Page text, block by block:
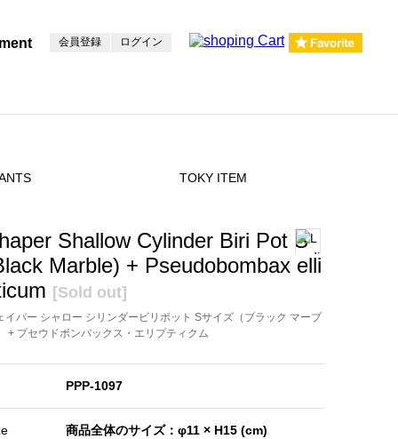
会員登録 ログイン
TOKY ITEM
Shallow Cylinder Biri Pot S
Marble) + Pseudobombax elli
[Sold out]
イパー シャロー シリンダービリポット Sサイズ（ブラック マーブ
+ プセウドボンバックス・エリプティクム
PPP-1097
商品全体のサイズ：φ11 × H15 (cm)